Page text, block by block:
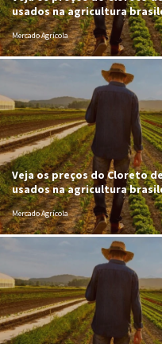
usados na agricultura
Mercado Agrícola
Veja os preços do Cloreto
usados na agricultura
Mercado Agrícola